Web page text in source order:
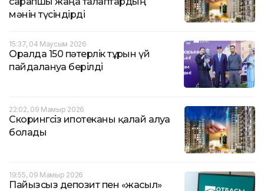
мәнін түсіндірді
15:37, 04 Маусым 2026
Оралда 150 пәтерлік тұрғын үй
пайдалануға берілді
22:02, 09 Мамыр 2026
Скорингсіз ипотеканы қалай алуға
болады
19:55, 09 Мамыр 2026
Пайызсыз депозит пен «жасыл»